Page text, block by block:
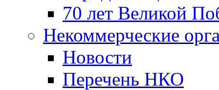
70 лет Великой
Некоммерческие
Новости
Перечень НКО